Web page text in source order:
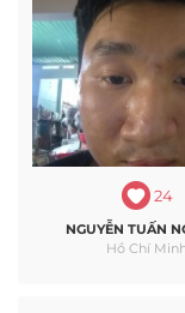
24
NGUYỄN TUẤN
Hồ Chí